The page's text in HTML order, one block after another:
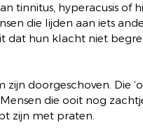
tinnitus, hyperacusis of
die lijden aan iets
dat hun klacht niet
doorgeschoven. Die
die ooit nog
zijn met praten.